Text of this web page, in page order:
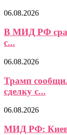
06.08.2026
В МИД РФ
с...
06.08.2026
Трамп
сделку с...
06.08.2026
МИД РФ: Киев